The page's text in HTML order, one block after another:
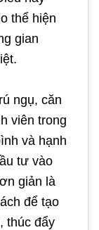
thể hiện
gian
ngụ, căn
viên trong
và hạnh
tư vào
giản là
để tạo
thúc đẩy